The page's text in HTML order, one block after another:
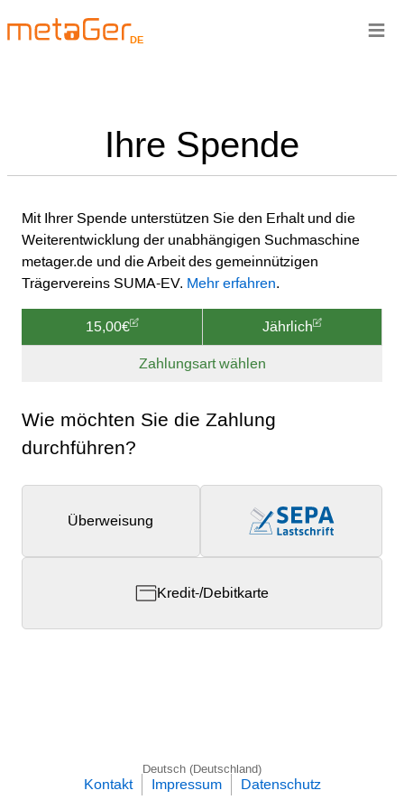
DE
Ihre Spende
Mit Ihrer Spende unterstützen Sie den Erhalt und die
Weiterentwicklung der unabhängigen Suchmaschine
metager.de und die Arbeit des gemeinnützigen
Trägervereins SUMA-EV. Mehr erfahren.
15,00€ Jährlich
Zahlungsart wählen
Wie möchten Sie die Zahlung
durchführen?
Überweisung
Kredit-/Debitkarte
≡
Deutsch (Deutschland)
Kontakt Impressum Datenschutz